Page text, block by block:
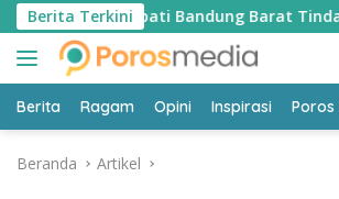
Langsung
ke
konten
Berita Terkini
Bupati Bandung Barat Tindak Tegas
Berita Ragam Opini Inspirasi Poros
Beranda Artikel